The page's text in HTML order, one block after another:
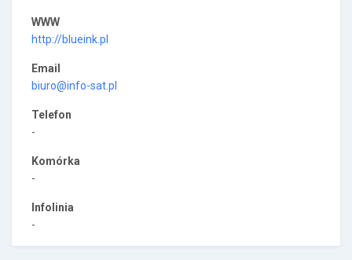
WWW
http://blueink.pl
Email
biuro@info-sat.pl
Telefon
-
Komórka
-
Infolinia
-